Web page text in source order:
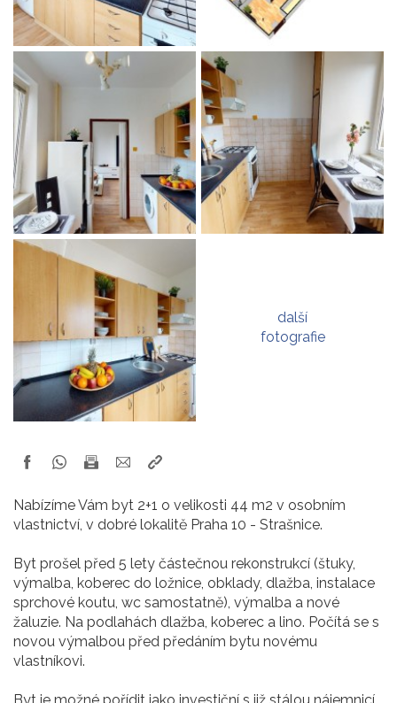
další
fotografie
Nabízíme Vám byt 2+1 o velikosti 44 m2 v osobním
vlastnictví, v dobré lokalitě Praha 10 - Strašnice.
Byt prošel před 5 lety částečnou rekonstrukcí (štuky,
výmalba, koberec do ložnice, obklady, dlažba, instalace
sprchové koutu, wc samostatně), výmalba a nové
žaluzie. Na podlahách dlažba, koberec a lino. Počítá se s
novou výmalbou před předáním bytu novému
vlastníkovi.